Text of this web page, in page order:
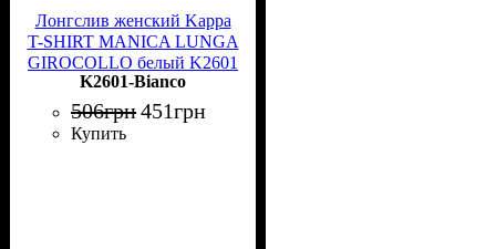
Лонгслив женский Kappa
T-SHIRT MANICA LUNGA
GIROCOLLO белый K2601
Bianco
K2601-Bianco
506грн451грн
Купить